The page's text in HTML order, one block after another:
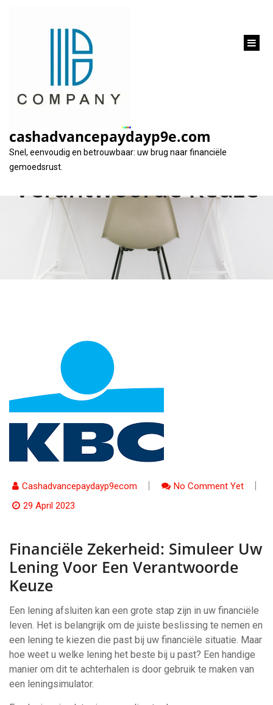
cashadvancepaydayp9e.com
Snel, eenvoudig en betrouwbaar: uw brug naar financiële
gemoedsrust.
Financiële Zekerheid:
Simuleer uw Lening
voor een
Verantwoorde Keuze
Cashadvancepaydayp9ecom
No Comment Yet
29 April 2023
Financiële Zekerheid: Simuleer Uw
Lening Voor Een Verantwoorde
Keuze
Een lening afsluiten kan een grote stap zijn in uw financiële
leven. Het is belangrijk om de juiste beslissing te nemen en
een lening te kiezen die past bij uw financiële situatie. Maar
hoe weet u welke lening het beste bij u past? Een handige
manier om dit te achterhalen is door gebruik te maken van
een leningsimulator.